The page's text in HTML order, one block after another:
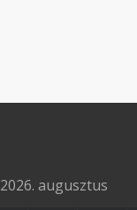
2026. augusztus